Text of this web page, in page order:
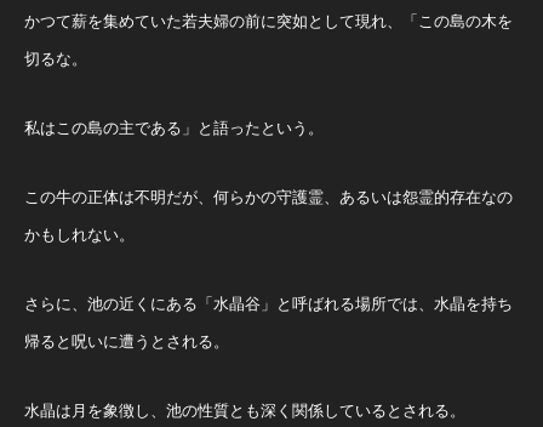
かつて薪を集めていた若夫婦の前に突如として現れ、「この島の木を
切るな。
私はこの島の主である」と語ったという。
この牛の正体は不明だが、何らかの守護霊、あるいは怨霊的存在なの
かもしれない。
さらに、池の近くにある「水晶谷」と呼ばれる場所では、水晶を持ち
帰ると呪いに遭うとされる。
水晶は月を象徴し、池の性質とも深く関係しているとされる。